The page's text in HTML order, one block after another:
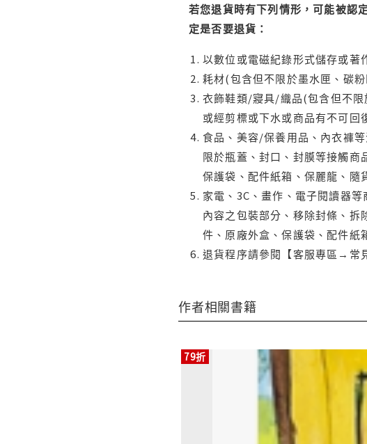
若您退貨時有下列情形，可能被認
定是否要退貨：
以數位或電磁紀錄形式儲存或著
耗材(包含但不限於墨水匣、碳
衣飾鞋類/寢具/織品(包含但不限
或經剪標或下水或商品有不可回
食品、美容/保養用品、內衣褲
限於瓶蓋、封口、封膜等接觸
保護袋、配件紙箱、保麗龍、隨
家電、3C、畫作、電子閱讀器
內容之包裝部分、移除封條、
件、原廠外盒、保護袋、配件紙
退貨程序請參閱【客服專區→常
作者相關書籍
79折